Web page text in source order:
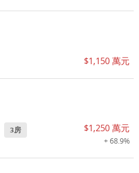
$1,150 萬元
3房 $1,250 萬元
+ 68.9%